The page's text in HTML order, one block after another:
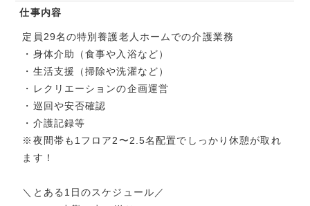
仕事内容
定員29名の特別養護老人ホームでの介護業務
・身体介助（食事や入浴など）
・生活支援（掃除や洗濯など）
・レクリエーションの企画運営
・巡回や安否確認
・介護記録等
※夜間帯も1フロア2〜2.5名配置でしっかり休憩が取れ
ます！
＼とある1日のスケジュール／